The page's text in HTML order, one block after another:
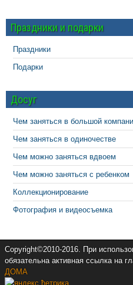
Праздники и подарки
Праздники
Подарки
Досуг
Чем заняться в большой
Чем заняться в одиночестве
Чем можно заняться вдвоем
Чем можно заняться с ребенком
Коллекционирование
Фотография и видеосъемка
Copyright©2010-2016. При
обязательна активная ссылка на
ДОМА